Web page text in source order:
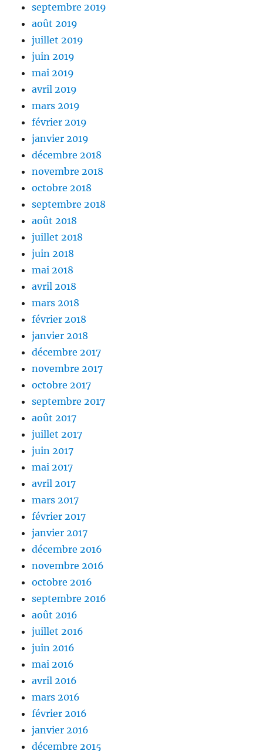
septembre 2019
août 2019
juillet 2019
juin 2019
mai 2019
avril 2019
mars 2019
février 2019
janvier 2019
décembre 2018
novembre 2018
octobre 2018
septembre 2018
août 2018
juillet 2018
juin 2018
mai 2018
avril 2018
mars 2018
février 2018
janvier 2018
décembre 2017
novembre 2017
octobre 2017
septembre 2017
août 2017
juillet 2017
juin 2017
mai 2017
avril 2017
mars 2017
février 2017
janvier 2017
décembre 2016
novembre 2016
octobre 2016
septembre 2016
août 2016
juillet 2016
juin 2016
mai 2016
avril 2016
mars 2016
février 2016
janvier 2016
décembre 2015